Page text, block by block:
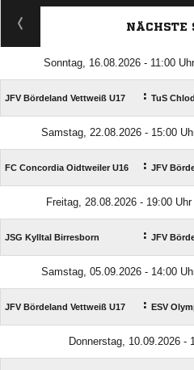
NÄCHSTE
Sonntag, 16.08.2026 - 11:00
JFV Bördeland Vettweiß U17 : TuS
Samstag, 22.08.2026 - 15:00
FC Concordia Oidtweiler U16 : JFV
Freitag, 28.08.2026 - 19:00
JSG Kylltal Birresborn : JFV
Samstag, 05.09.2026 - 14:00
JFV Bördeland Vettweiß U17 : ESV
Donnerstag, 10.09.2026 -